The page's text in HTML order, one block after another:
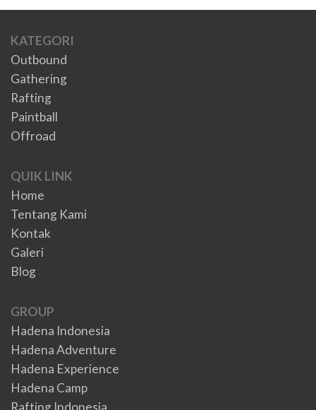
KATEGORI
Outbound
Gathering
Rafting
Paintball
Offroad
QUIK LINK
Home
Tentang Kami
Kontak
Galeri
Blog
GROUP
Hadena Indonesia
Hadena Adventure
Hadena Experience
Hadena Camp
Rafting Indonesia